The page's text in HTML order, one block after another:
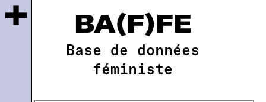
BA(F)FE
Base de données
féministe
+